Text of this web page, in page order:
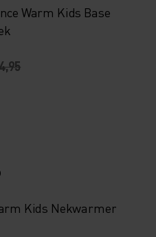
Warm Kids Base
Kids Nekwarmer